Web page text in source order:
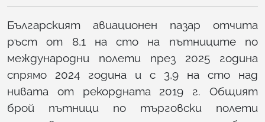
Българският авиационен пазар отчита
ръст от 8,1 на сто на пътниците по
международни полети през 2025 година
спрямо 2024 година и с 3,9 на сто над
нивата от рекордната 2019 г. Общият
брой пътници по търговски полети